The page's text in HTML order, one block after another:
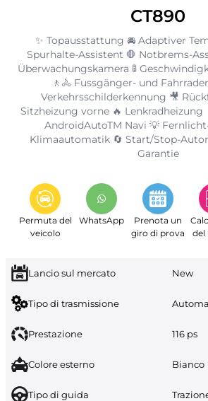
CT890
✨ Topausstattung 🚘 Adaptiver
Spurhalte-Assistent 🛑 Notbrems-
Überwachungskamera 🚦
🚶🚴 Fussgänger- und
Verkehrsschilderkennung 🎥
Sitzheizung vorne 🔥 Lenkradheizung
AndroidAutoTM Navi 💡
Klimaautomatik 🔄 Start/Stop-
Garantie
Permuta del
veicolo
WhatsApp
Prenota un
giro di prova
del
Lancio sul mercato New
Tipo di trasmissione
Prestazione 116 ps
Colore esterno Bianco
Tipo di guida